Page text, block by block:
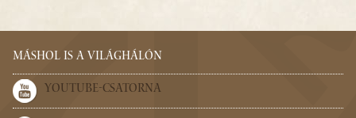
MÁSHOL IS A VILÁGHÁLÓN
YOUTUBE-CSATORNA